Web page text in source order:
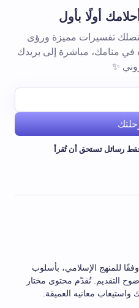
أولًا بأول
لتصلك تفسيرات مميزة ورؤى
في منامك، مباشرة إلى بريدك
✨
فقط رسائل تستحق أن تُقرأ
للمنهج الإسلامي، بأسلوب
التقديم. نُقدّم محتوى مختار
معانيه العميقة.